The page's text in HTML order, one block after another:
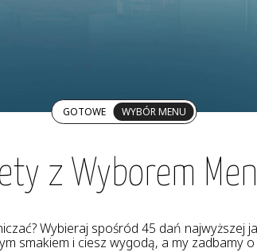
GOTOWE WYBÓR MENU
z Wyborem
Wybieraj spośród 45 dań najwyższej
smakiem i ciesz wygodą, a my zadbamy